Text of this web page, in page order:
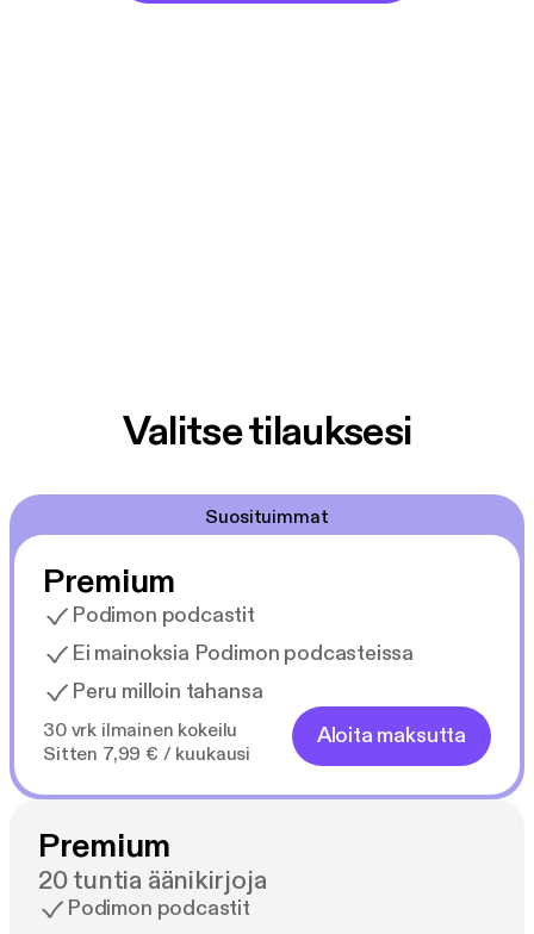
Valitse tilauksesi
Suosituimmat
Premium
Podimon podcastit
Ei mainoksia Podimon podcasteissa
Peru milloin tahansa
30 vrk ilmainen kokeilu
Sitten 7,99 € / kuukausi
Aloita maksutta
Premium
20 tuntia äänikirjoja
Podimon podcastit